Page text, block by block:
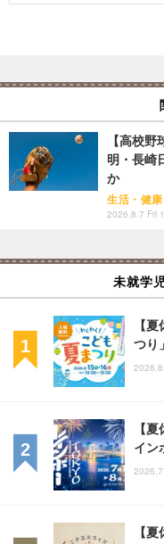
【高校
明・長崎
か
生活・健康
2026.8.7 Fri
未就学
【
つり
【
イン
【